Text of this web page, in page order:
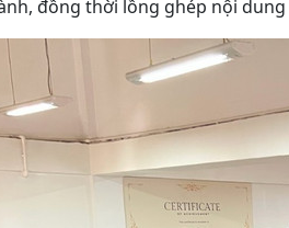
đồng thời lồng ghép nội